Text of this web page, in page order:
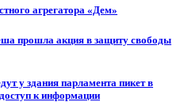
агрегатора «Дем»
прошла акция в защиту свободы
у здания парламента пикет в
к информации